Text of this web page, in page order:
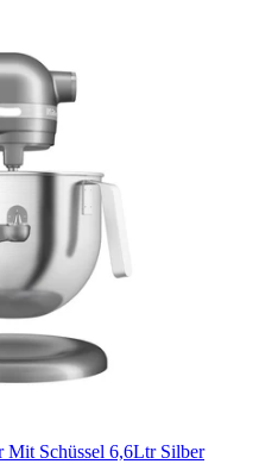
Schüssel 6,6Ltr Silber